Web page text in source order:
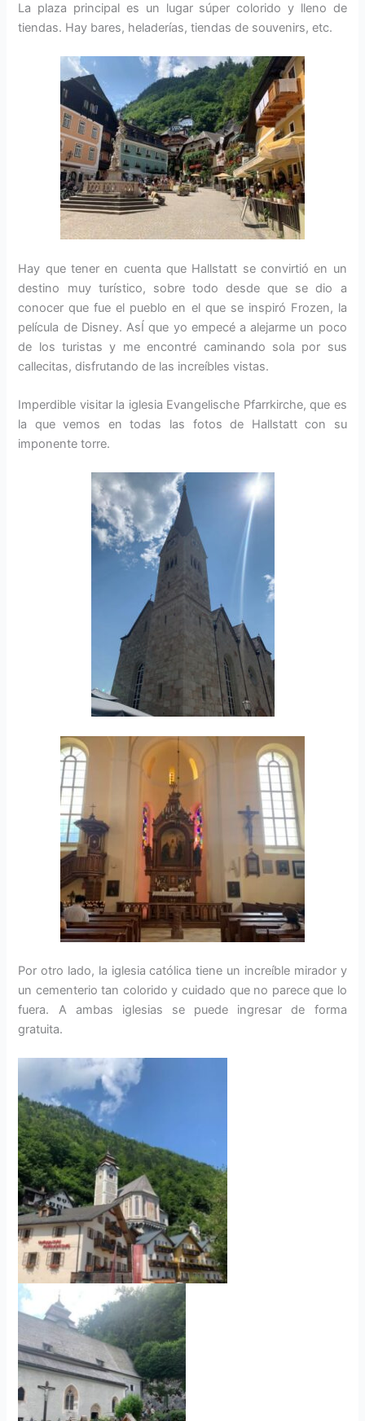
La plaza principal es un lugar súper colorido y lleno de
tiendas. Hay bares, heladerías, tiendas de souvenirs, etc.
Hay que tener en cuenta que Hallstatt se convirtió en un
destino muy turístico, sobre todo desde que se dio a
conocer que fue el pueblo en el que se inspiró Frozen, la
película de Disney. AsÍ que yo empecé a alejarme un poco
de los turistas y me encontré caminando sola por sus
callecitas, disfrutando de las increíbles vistas.
Imperdible visitar la iglesia Evangelische Pfarrkirche, que es
la que vemos en todas las fotos de Hallstatt con su
imponente torre.
Por otro lado, la iglesia católica tiene un increíble mirador y
un cementerio tan colorido y cuidado que no parece que lo
fuera. A ambas iglesias se puede ingresar de forma
gratuita.